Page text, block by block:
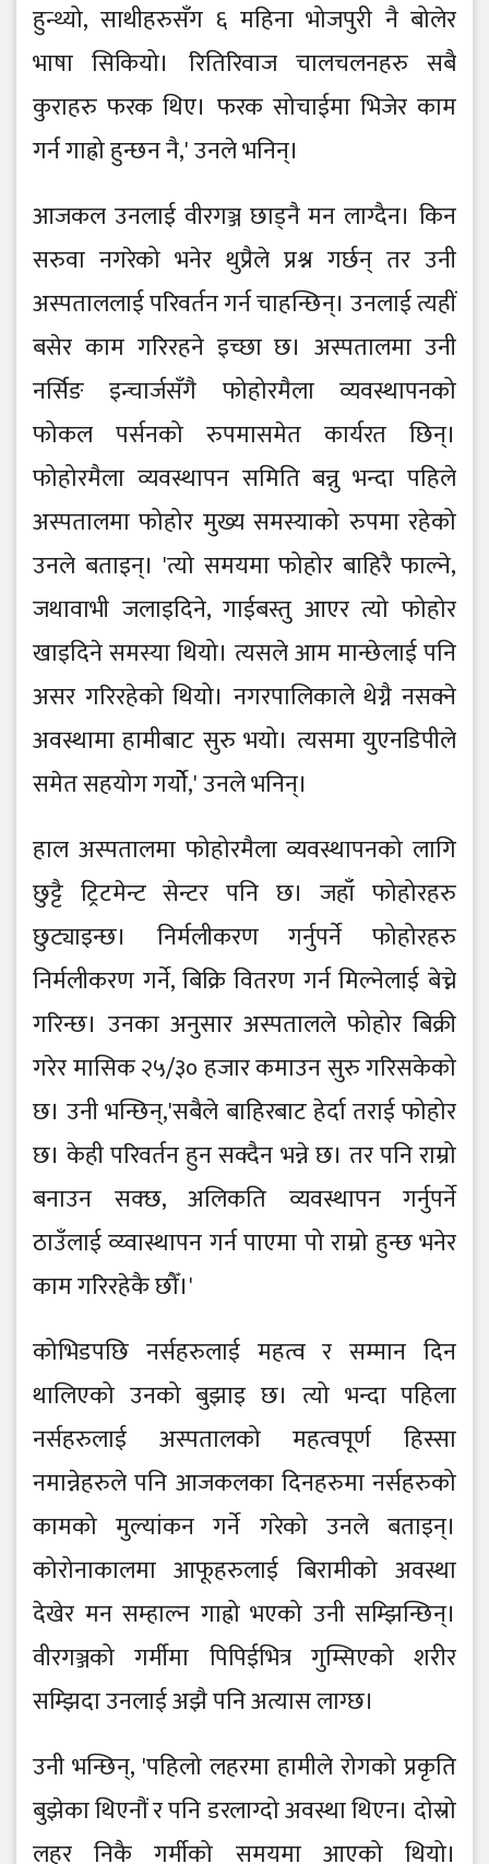
हुन्थ्यो, साथीहरुसँग ६ महिना भोजपुरी नै बोलेर
भाषा सिकियो। रितिरिवाज चालचलनहरु सबै
कुराहरु फरक थिए। फरक सोचाईमा भिजेर काम
गर्न गाह्रो हुन्छन नै,' उनले भनिन्।
आजकल उनलाई वीरगञ्ज छाड्नै मन लाग्दैन। किन
सरुवा नगरेको भनेर थुप्रैले प्रश्न गर्छन् तर उनी
अस्पताललाई परिवर्तन गर्न चाहन्छिन्। उनलाई त्यहीं
बसेर काम गरिरहने इच्छा छ। अस्पतालमा उनी
नर्सिङ इन्चार्जसँगै फोहोरमैला व्यवस्थापनको
फोकल पर्सनको रुपमासमेत कार्यरत छिन्।
फोहोरमैला व्यवस्थापन समिति बन्नु भन्दा पहिले
अस्पतालमा फोहोर मुख्य समस्याको रुपमा रहेको
उनले बताइन्। 'त्यो समयमा फोहोर बाहिरै फाल्ने,
जथावाभी जलाइदिने, गाईबस्तु आएर त्यो फोहोर
खाइदिने समस्या थियो। त्यसले आम मान्छेलाई पनि
असर गरिरहेको थियो। नगरपालिकाले थेग्नै नसक्ने
अवस्थामा हामीबाट सुरु भयो। त्यसमा युएनडिपीले
समेत सहयोग गर्योे,' उनले भनिन्।
हाल अस्पतालमा फोहोरमैला व्यवस्थापनको लागि
छुट्टै ट्रिटमेन्ट सेन्टर पनि छ। जहाँ फोहोरहरु
छुट्याइन्छ। निर्मलीकरण गर्नुपर्ने फोहोरहरु
निर्मलीकरण गर्ने, बिक्रि वितरण गर्न मिल्नेलाई बेच्ने
गरिन्छ। उनका अनुसार अस्पतालले फोहोर बिक्री
गरेर मासिक २५/३० हजार कमाउन सुरु गरिसकेको
छ। उनी भन्छिन्,'सबैले बाहिरबाट हेर्दा तराई फोहोर
छ। केही परिवर्तन हुन सक्दैन भन्ने छ। तर पनि राम्रो
बनाउन सक्छ, अलिकति व्यवस्थापन गर्नुपर्ने
ठाउँलाई व्य्वास्थापन गर्न पाएमा पो राम्रो हुन्छ भनेर
काम गरिरहेकै छौँ।'
कोभिडपछि नर्सहरुलाई महत्व र सम्मान दिन
थालिएको उनको बुझाइ छ। त्यो भन्दा पहिला
नर्सहरुलाई अस्पतालको महत्वपूर्ण हिस्सा
नमान्नेहरुले पनि आजकलका दिनहरुमा नर्सहरुको
कामको मुल्यांकन गर्ने गरेको उनले बताइन्।
कोरोनाकालमा आफूहरुलाई बिरामीको अवस्था
देखेर मन सम्हाल्न गाह्रो भएको उनी सम्झिन्छिन्।
वीरगञ्जको गर्मीमा पिपिईभित्र गुम्सिएको शरीर
सम्झिदा उनलाई अझै पनि अत्यास लाग्छ।
उनी भन्छिन्, 'पहिलो लहरमा हामीले रोगको प्रकृति
बुझेका थिएनौं र पनि डरलाग्दो अवस्था थिएन। दोस्रो
लहर निकै गर्मीको समयमा आएको थियो।